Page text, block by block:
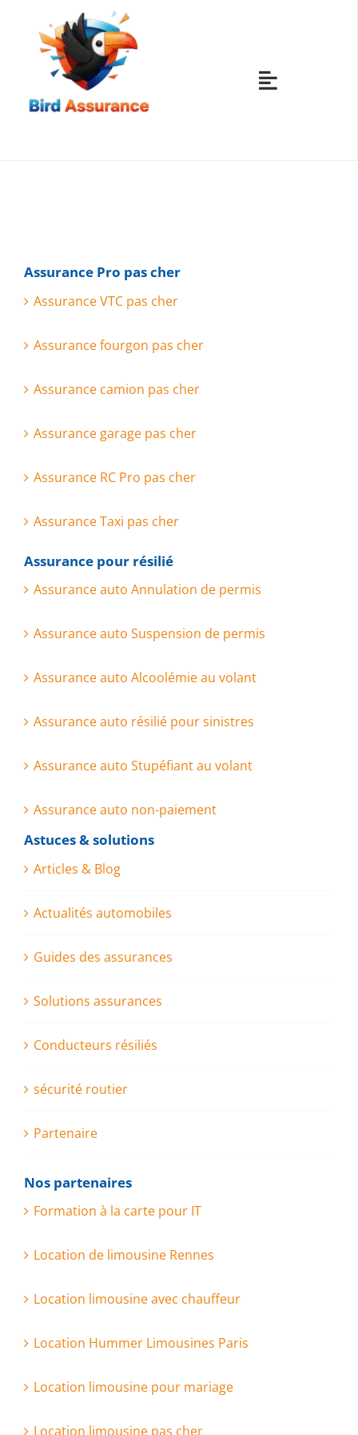
Toggle
Assurance Pro pas cher
Assurance VTC pas cher
Assurance fourgon pas cher
Assurance camion pas cher
Assurance garage pas cher
Assurance RC Pro pas cher
Assurance Taxi pas cher
Assurance pour résilié
Assurance auto Annulation de permis
Assurance auto Suspension de permis
Assurance auto Alcoolémie au volant
Assurance auto résilié pour sinistres
Assurance auto Stupéfiant au volant
Assurance auto non-paiement
Astuces & solutions
Articles & Blog
Actualités automobiles
Guides des assurances
Solutions assurances
Conducteurs résiliés
sécurité routier
Partenaire
Nos partenaires
Formation à la carte pour IT
Location de limousine Rennes
Location limousine avec chauffeur
Location Hummer Limousines Paris
Location limousine pour mariage
Location limousine pas cher